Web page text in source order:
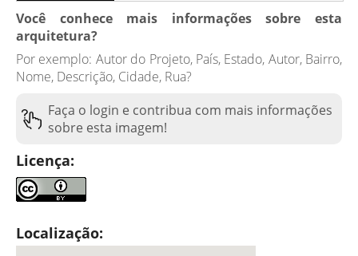
Você conhece mais informações sobre esta
arquitetura?
Por exemplo: Autor do Projeto, País, Estado, Autor, Bairro,
Nome, Descrição, Cidade, Rua?
Faça o login e contribua com mais informações
sobre esta imagem!
Licença:
Localização: